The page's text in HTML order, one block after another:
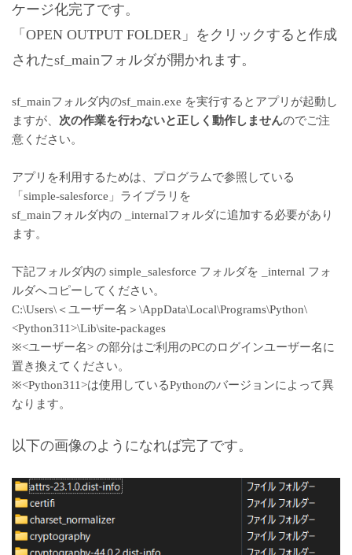
ケージ化完了です。
「OPEN OUTPUT FOLDER」をクリックすると作成
されたsf_mainフォルダが開かれます。
sf_mainフォルダ内のsf_main.exe を実行するとアプリが起動し
ますが、 次の作業を行わないと正しく動作しませんのでご注
意ください。
アプリを利用するためは、プログラムで参照している
「simple-salesforce」ライブラリを
sf_mainフォルダ内の _internalフォルダに追加する必要があり
ます。
下記フォルダ内の simple_salesforce フォルダを _internal フォ
ルダへコピーしてください。
C:\Users\＜ユーザー名＞\AppData\Local\Programs\Python\
<Python311>\Lib\site-packages
※<ユーザー名> の部分はご利用のPCのログインユーザー名に
置き換えてください。
※<Python311>は使用しているPythonのバージョンによって異
なります。
以下の画像のようになれば完了です。